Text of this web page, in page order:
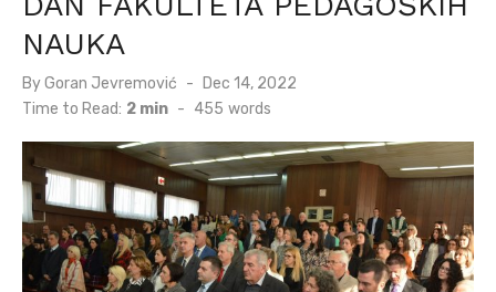
NAUKA
ByGoran Jevremović
Posted
on
Dec 14, 2022
Time to Read: 2 min - 455 words